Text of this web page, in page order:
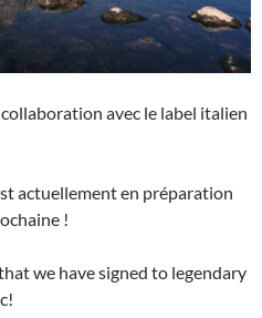
avec le label italien
actuellement en préparation
!
we have signed to legendary